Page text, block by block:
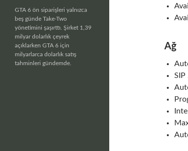
Ağ
GTA 6 ön siparişleri yalnızca
beş günde Take-Two
yönetimini şaşırttı. Şirket 1,39
milyar dolarlık çeyrek
açıklarken GTA 6 için
milyarlarca dolarlık satış
tahminleri gündemde.